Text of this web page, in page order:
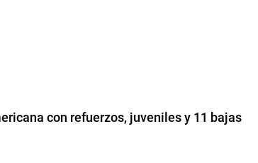
con refuerzos, juveniles y 11 bajas